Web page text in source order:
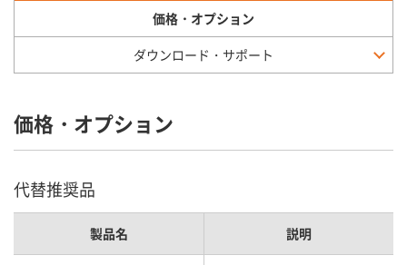
価格・オプション
ダウンロード・サポート
価格・オプション
代替推奨品
製品名 説明